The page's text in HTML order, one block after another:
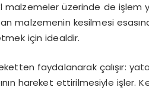
üzerinde de işlem
malzemenin kesilmesi
için idealdir.
faydalanarak çalışır:
hareket ettirilmesiyle işler.